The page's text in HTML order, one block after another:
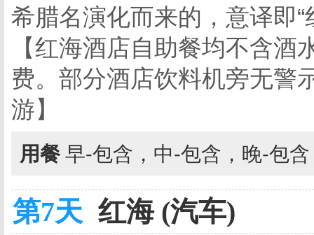
希腊名演化而来的，意译即“
【红海酒店自助餐均不含
费。部分酒店饮料机旁无警
游】
用餐 早-包含，中-包含，晚-包
第7天 红海 (汽车)